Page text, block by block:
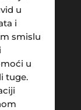
u
i
smislu
u
tuge.